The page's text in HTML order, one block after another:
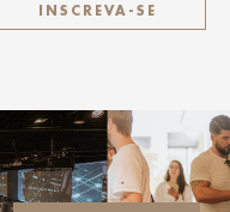
INSCREVA-SE